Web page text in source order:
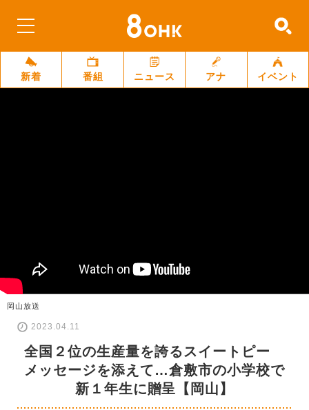
新着 番組 ニュース アナ イベント
岡山放送
2023.04.11
全国２位の生産量を誇るスイートピー
メッセージを添えて…倉敷市の小学校で
新１年生に贈呈【岡山】